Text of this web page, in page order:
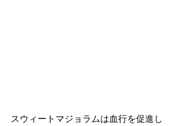
スウィートマジョラムは血行を促進し